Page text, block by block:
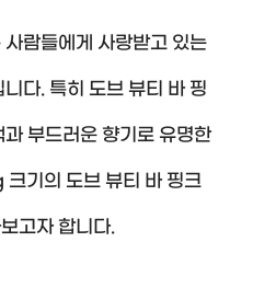
람들에게 사랑받고 있는
다. 특히 도브 뷰티 바 핑
부드러운 향기로 유명한
기의 도브 뷰티 바 핑크
고자 합니다.